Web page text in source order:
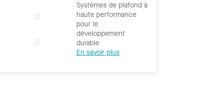
Systèmes de plafond à
haute performance
pour le
développement
durable
En savoir plus